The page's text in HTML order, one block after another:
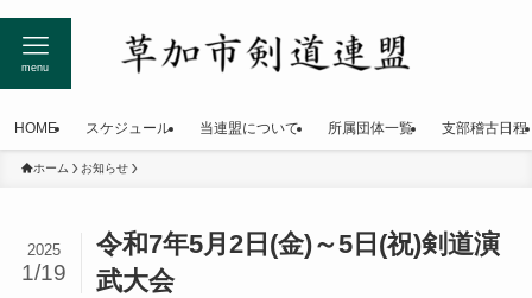
menu
HOME スケジュール 当連盟について 所属団体一覧 支部稽古日程
ホーム お知らせ
令和7年5月2日(金)～5日(祝)剣道演
武大会
2025
1/19